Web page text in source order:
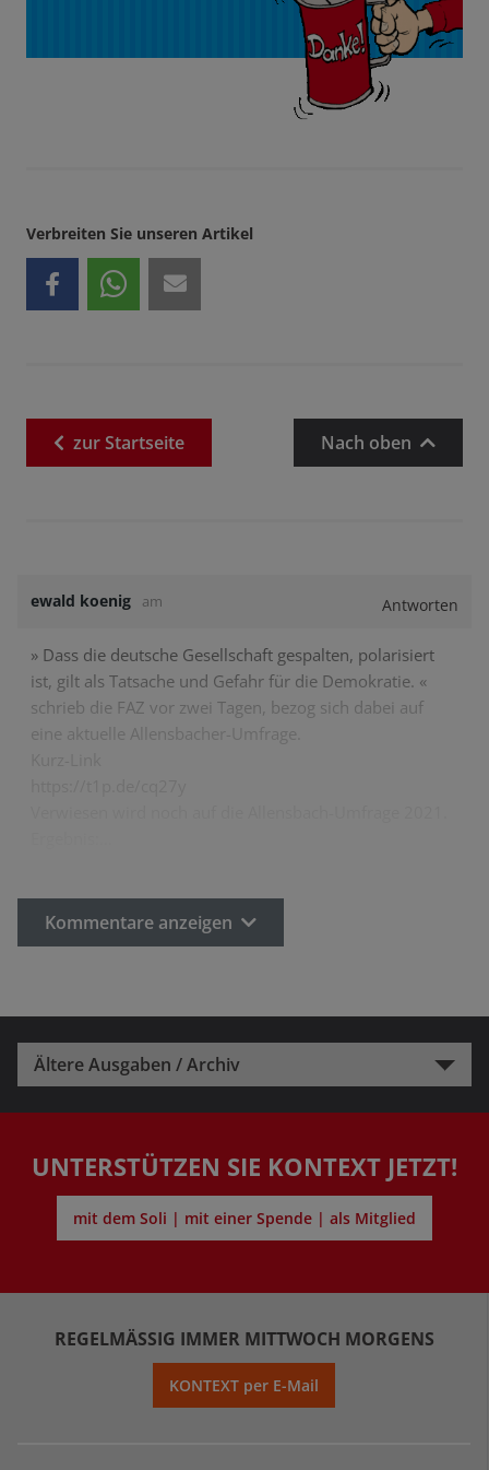
Verbreiten Sie unseren Artikel
zurStartseite Nach oben
ewald koenig am Antworten
» Dass die deutsche Gesellschaft gespalten, polarisiert
ist, gilt als Tatsache und Gefahr für die Demokratie. «
schrieb die FAZ vor zwei Tagen, bezog sich dabei auf
eine aktuelle Allensbacher-Umfrage.
Kommentare anzeigen
Ältere Ausgaben / Archiv
UNTERSTÜTZEN SIE KONTEXT JETZT!
mit dem Soli | mit einer Spende | als Mitglied
REGELMÄSSIG IMMER MITTWOCH MORGENS
KONTEXT per E-Mail